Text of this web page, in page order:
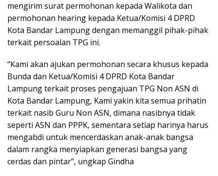
mengirim surat permohonan kepada Walikota dan
permohonan hearing kepada Ketua/Komisi 4 DPRD
Kota Bandar Lampung dengan memanggil pihak-pihak
terkait persoalan TPG ini.
“Kami akan ajukan permohonan secara khusus kepada
Bunda dan Ketua/Komisi 4 DPRD Kota Bandar
Lampung terkait proses pengajuan TPG Non ASN di
Kota Bandar Lampung, Kami yakin kita semua prihatin
terkait nasib Guru Non ASN, dimana nasibnya tidak
seperti ASN dan PPPK, sementara setiap harinya harus
mengabdi untuk mencerdaskan anak-anak bangsa
dalam rangka menyiapkan generasi bangsa yang
cerdas dan pintar”, ungkap Gindha